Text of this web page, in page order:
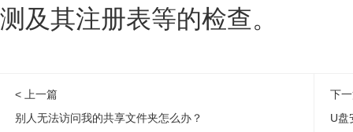
测及其注册表等的检查。
< 上一篇
别人无法访问我的共享文件夹怎么办？
下
U盘